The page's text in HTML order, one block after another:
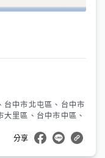
台中市北屯區、台中市
里區、台中市中區、
分享